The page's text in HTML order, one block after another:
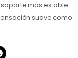
más estable
suave como